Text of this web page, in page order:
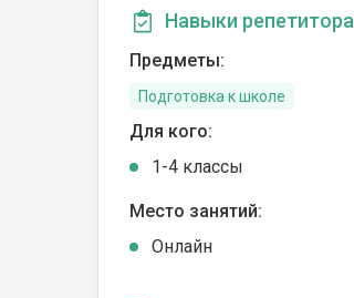
Навыки репетитора
Предметы:
Подготовка к школе
Для кого:
1-4 классы
Место занятий:
Онлайн